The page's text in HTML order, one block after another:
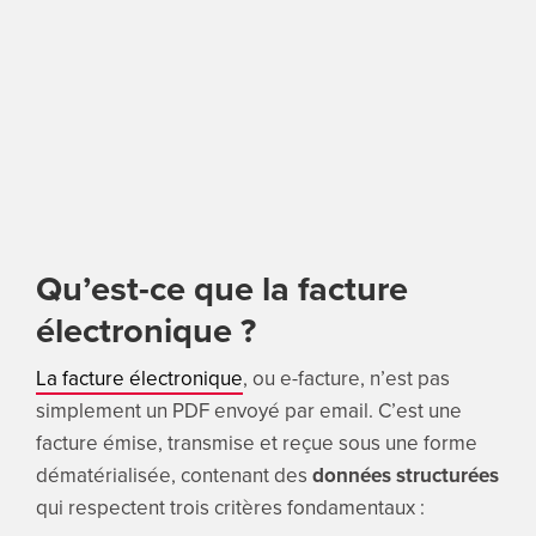
Qu’est-ce que la facture
électronique ?
La facture électronique, ou e-facture, n’est pas
simplement un PDF envoyé par email. C’est une
facture émise, transmise et reçue sous une forme
dématérialisée, contenant des données structurées
qui respectent trois critères fondamentaux :